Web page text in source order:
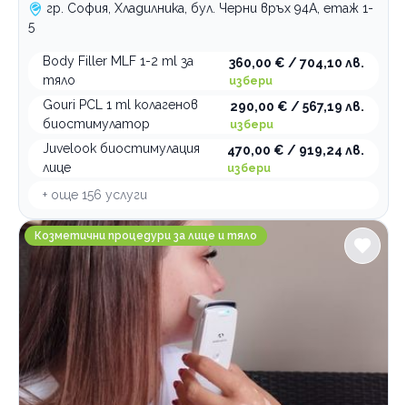
гр. София, Хладилника, бул. Черни връх 94A, етаж 1-
5
Body Filler MLF 1-2 ml за
тяло
360,00 € / 704,10 лв.
избери
Gouri PCL 1 ml колагенов
биостимулатор
290,00 € / 567,19 лв.
избери
Juvelook биостимулация
лице
470,00 € / 919,24 лв.
избери
+ още 156 услуги
FX Studio Салон за красота
Козметични процедури за лице и тяло